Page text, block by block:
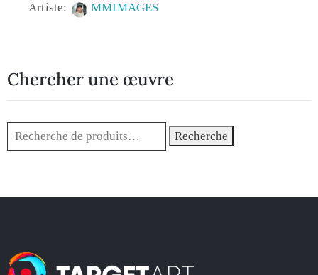
Artiste:
MMIMAGES
Chercher une œuvre
Recherche